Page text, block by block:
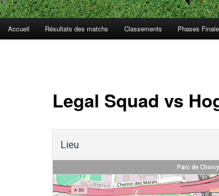
Accueil Résultats des matchs Classements Phases
Legal Squad vs
Lieu
Parc de Choisy